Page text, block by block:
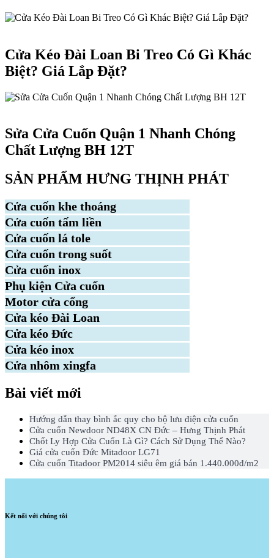
Cửa Kéo Đài Loan Bi Treo Có Gì Khác
Biệt? Giá Lắp Đặt?
Sửa Cửa Cuốn Quận 1 Nhanh Chóng
Chất Lượng BH 12T
SẢN PHẨM HƯNG THỊNH PHÁT
Cửa cuốn khe thoáng
Cửa cuốn tấm liền
Cửa cuốn lá tole
Cửa cuốn trong suốt
Cửa cuốn inox
Phụ kiện Cửa cuốn
Motor cửa cổng
Cửa kéo Đài Loan
Cửa kéo Đức
Cửa kéo inox
Cửa nhôm xingfa
Bài viết mới
Hướng dẫn thay bình ắc quy cho bộ lưu điện cửa cuốn
Cửa cuốn Newdoor ND48X CN Đức – Hưng Thịnh Phát
Chốt Ly Hợp Cửa Cuốn Là Gì? Cách Sử Dụng Thế Nào?
Giá cửa cuốn Đức Mitadoor LG71
Cửa cuốn Titadoor PM2014 siêu êm giá bán 1.440.000đ/m2
Kết nối với chúng tôi